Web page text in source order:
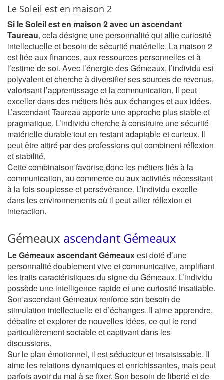
Le Soleil est en maison 2
Si le Soleil est en maison 2 avec un ascendant
Taureau, cela désigne une personnalité qui allie curiosité
intellectuelle et besoin de sécurité matérielle. La maison 2
est liée aux finances, aux ressources personnelles et à
l’estime de soi. Avec l’énergie des Gémeaux, l’individu est
polyvalent et cherche à diversifier ses sources de revenus,
valorisant l’apprentissage et la communication. Il peut
exceller dans des métiers liés aux échanges et aux idées.
L’ascendant Taureau apporte une approche plus stable et
pragmatique. L’individu cherche à construire une sécurité
matérielle durable tout en restant adaptable et curieux. Il
peut être attiré par des professions qui combinent réflexion
et stabilité.
Cette combinaison favorise donc les métiers liés à la
communication, au commerce ou aux activités nécessitant
à la fois souplesse et persévérance. L’individu excelle
dans les environnements où il peut allier réflexion et
interaction.
Gémeaux ascendant Gémeaux
Le Gémeaux ascendant Gémeauxest doté d’une
personnalité doublement vive et communicative, amplifiant
les traits caractéristiques du signe du Gémeaux. L’individu
possède une intelligence rapide et une curiosité insatiable.
Son ascendant Gémeaux renforce son besoin de
stimulation intellectuelle et d’échanges. Il aime apprendre,
débattre et explorer de nouvelles idées, ce qui le rend
particulièrement sociable et captivant dans les
discussions.
Sur le plan émotionnel, il est séducteur et insaisissable. Il
aime les relations dynamiques et enrichissantes, mais peut
parfois avoir du mal à se fixer. Son besoin de liberté et de